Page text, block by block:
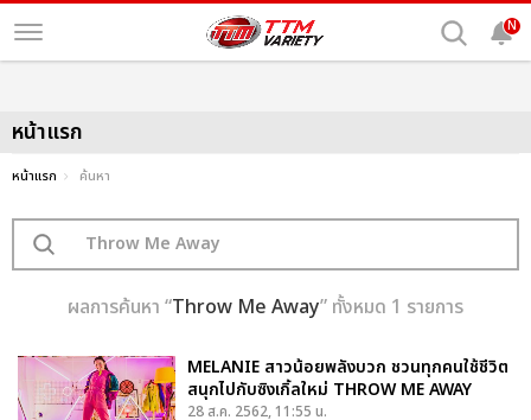
N
หน้าแรก
หน้าแรก ค้นหา
ผลการค้นหา “Throw Me Away” ทั้งหมด 1 รายการ
MELANIE สาวน้อยพลังบวก ชวนทุกคนใช้ชีวิต
สนุกไปกับซิงเกิ้ลใหม่ THROW ME AWAY
28 ส.ค. 2562, 11:55 น.